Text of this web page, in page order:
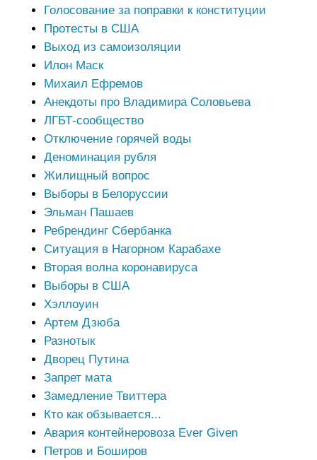
Голосование за поправки к конституции
Протесты в США
Выход из самоизоляции
Илон Маск
Михаил Ефремов
Анекдоты про Владимира Соловьева
ЛГБТ-сообщество
Отключение горячей воды
Деноминация рубля
Жилищный вопрос
Выборы в Белоруссии
Эльман Пашаев
Ребрендинг Сбербанка
Ситуация в Нагорном Карабахе
Вторая волна коронавируса
Выборы в США
Хэллоуин
Артем Дзюба
Разнотык
Дворец Путина
Запрет мата
Замедление Твиттера
Кто как обзывается...
Авария контейнеровоза Ever Given
Петров и Боширов